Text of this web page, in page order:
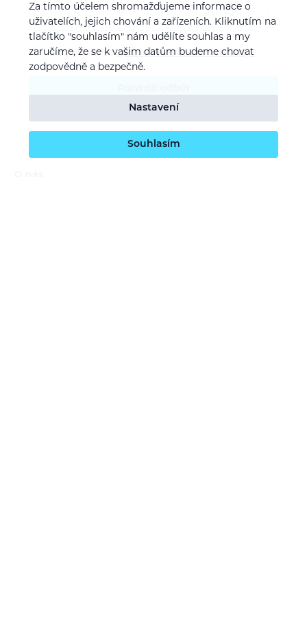
Souhlasím sezpracováním osobních údajů
Za tímto účelem shromažďujeme informace o
uživatelích, jejich chování a zařízeních. Kliknutím na
tlačítko "souhlasím" nám udělíte souhlas a my
zaručíme, že se k vašim datům budeme chovat
zodpovědně a bezpečně.
Nastavení
Souhlasím